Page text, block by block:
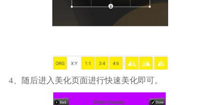
4、随后进入美化页面进行快速美化即可。